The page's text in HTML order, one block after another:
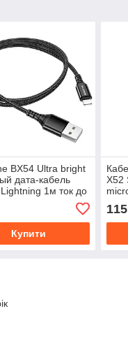
BX54 Ultra bright
дата-кабель
1м ток до
Купити
X52
115